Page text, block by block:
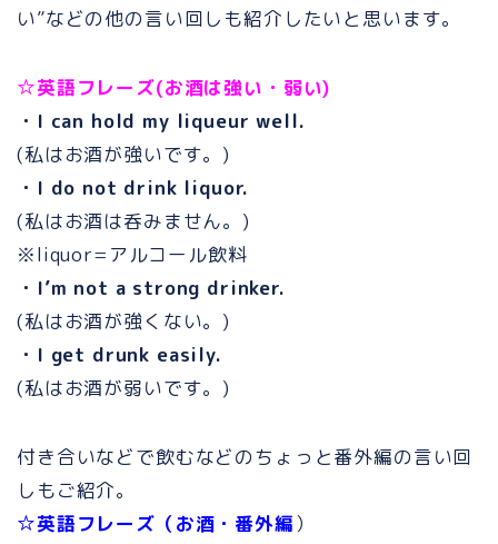
い”などの他の言い回しも紹介したいと思います。
☆英語フレーズ(お酒は強い・弱い)
・I can hold my liqueur well.
(私はお酒が強いです。)
・I do not drink liquor.
(私はお酒は呑みません。)
※liquor=アルコール飲料
・I’m not a strong drinker.
(私はお酒が強くない。)
・I get drunk easily.
(私はお酒が弱いです。)
付き合いなどで飲むなどのちょっと番外編の言い回
しもご紹介。
☆英語フレーズ（お酒・番外編）